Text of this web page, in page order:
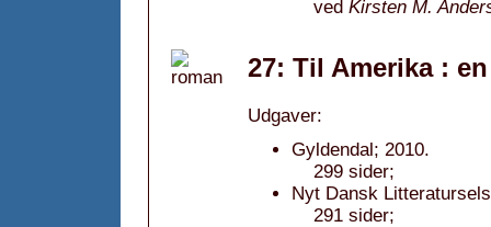
ved Kirsten M.
27: Til Amerika :
Udgaver:
Gyldendal; 2010.
299 sider;
Nyt Dansk
291 sider;